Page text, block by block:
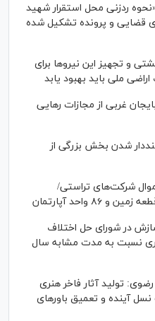
ردزنی محل استقرار شهید
قضایی و پرونده تشکیل شده
و تجهیز این نیرو‌ها برای
ملی باید بهبود یابد
غربی از مجازات رهایی
شدن بخش بزرگی از
از اموال شرکت‌های تراستی/
و سازش در شورای حل اختلاف
نسبت به مدت مشابه سال
تولید آثار فاخر هنری
آینده و تعمیق باور‌های